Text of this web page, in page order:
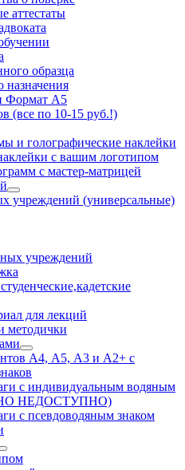
аттестаты
образца
назначения
Формат А5
(все по 10-15 руб.!)
и голографические наклейки
с вашим логотипом
с мастер-матрицей
учреждений (универсальные)
учреждений
для лекций
методички
А4, А5, А3 и А2+ с
с индивидуальным водяным
НЕДОСТУПНО)
с псевдоводяным знаком